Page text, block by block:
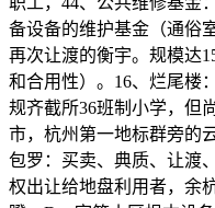
备设备的维护基金（通俗
再次让渡的衡宇。规模达
和合用性）。16、烂尾楼
规齐截所36班制小学，但
市，杭州第一地标群旁的
包罗：买卖、典质、让渡
权出让给地盘利用者，余